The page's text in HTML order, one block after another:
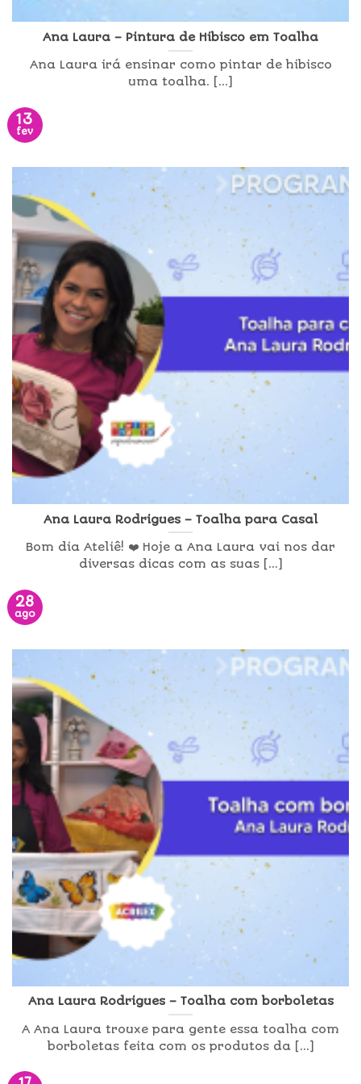
Ana Laura – Pintura de Hibisco em Toalha
Ana Laura irá ensinar como pintar de hibisco
uma toalha. [...]
13
fev
Ana Laura Rodrigues – Toalha para Casal
Bom dia Ateliê! ❤️ Hoje a Ana Laura vai nos dar
diversas dicas com as suas [...]
28
ago
Ana Laura Rodrigues – Toalha com borboletas
A Ana Laura trouxe para gente essa toalha com
borboletas feita com os produtos da [...]